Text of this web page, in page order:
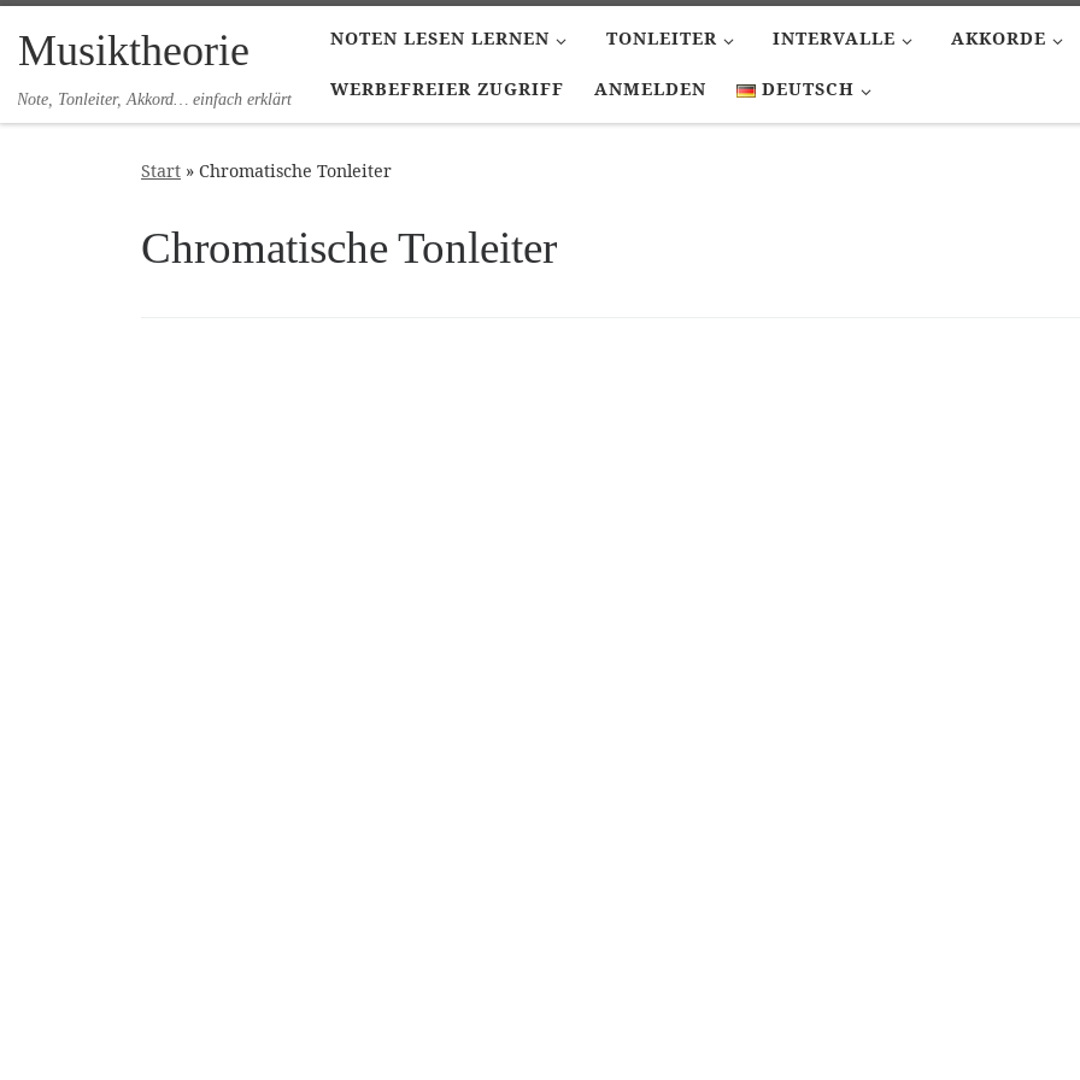
Zum Inhalt springen
Musiktheorie
Note, Tonleiter, Akkord… einfach erklärt
NOTEN LESEN LERNEN TONLEITER INTERVALLE AKKORDE
WERBEFREIER ZUGRIFF ANMELDEN DEUTSCH
Start » Chromatische Tonleiter
Chromatische Tonleiter